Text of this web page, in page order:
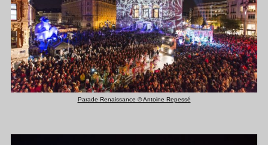
Parade Renaissance © Antoine Repessé